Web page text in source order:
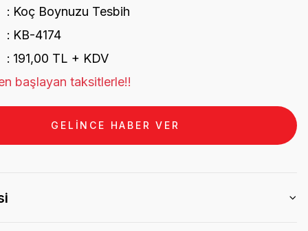
Koç Boynuzu Tesbih
KB-4174
191,00 TL + KDV
başlayan taksitlerle!!
GELİNCE HABER VER